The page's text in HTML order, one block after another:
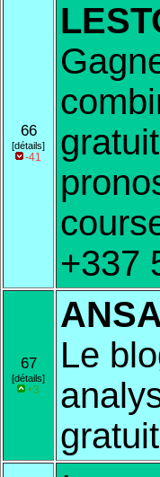
66
[détails]
-41
+337
67
[détails]
+3
Le
gratuit